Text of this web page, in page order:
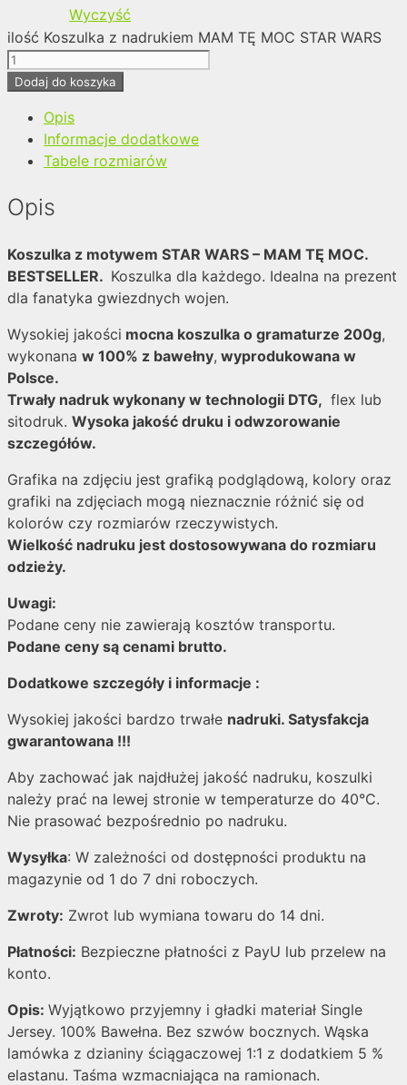
Wyczyść
ilość Koszulka z nadrukiem MAM TĘ MOC STAR WARS
Dodaj do koszyka
Opis
Informacje dodatkowe
Tabele rozmiarów
Opis
Koszulka z motywem STAR WARS – MAM TĘ MOC.
BESTSELLER. Koszulka dla każdego. Idealna na prezent
dla fanatyka gwiezdnych wojen.
Wysokiej jakości mocna koszulka o gramaturze 200g,
wykonana w 100% z bawełny, wyprodukowana w
Polsce.
Trwały nadruk wykonany w technologii DTG, flex lub
sitodruk. Wysoka jakość druku i odwzorowanie
szczegółów.
Grafika na zdjęciu jest grafiką podglądową, kolory oraz
grafiki na zdjęciach mogą nieznacznie różnić się od
kolorów czy rozmiarów rzeczywistych.
Wielkość nadruku jest dostosowywana do rozmiaru
odzieży.
Uwagi:
Podane ceny nie zawierają kosztów transportu.
Podane ceny są cenami brutto.
Dodatkowe szczegóły i informacje :
Wysokiej jakości bardzo trwałe nadruki. Satysfakcja
gwarantowana !!!
Aby zachować jak najdłużej jakość nadruku, koszulki
należy prać na lewej stronie w temperaturze do 40°C.
Nie prasować bezpośrednio po nadruku.
Wysyłka: W zależności od dostępności produktu na
magazynie od 1 do 7 dni roboczych.
Zwroty: Zwrot lub wymiana towaru do 14 dni.
Płatności: Bezpieczne płatności z PayU lub przelew na
konto.
Opis: Wyjątkowo przyjemny i gładki materiał Single
Jersey. 100% Bawełna. Bez szwów bocznych. Wąska
lamówka z dzianiny ściągaczowej 1:1 z dodatkiem 5 %
elastanu. Taśma wzmacniająca na ramionach.